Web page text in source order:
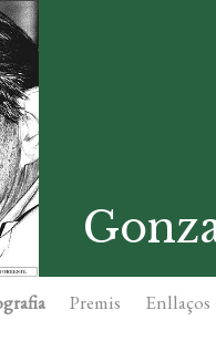
Premis Enllaços